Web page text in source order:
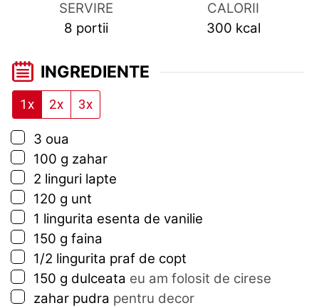
SERVIRE
8 portii
CALORII
300 kcal
INGREDIENTE
1x 2x 3x
▢
3 oua
▢
100 g zahar
▢
2 linguri lapte
▢
120 g unt
▢
1 lingurita esenta de vanilie
▢
150 g faina
▢
1/2 lingurita praf de copt
▢
150 g dulceata eu am folosit de cirese
▢
zahar pudra pentru decor